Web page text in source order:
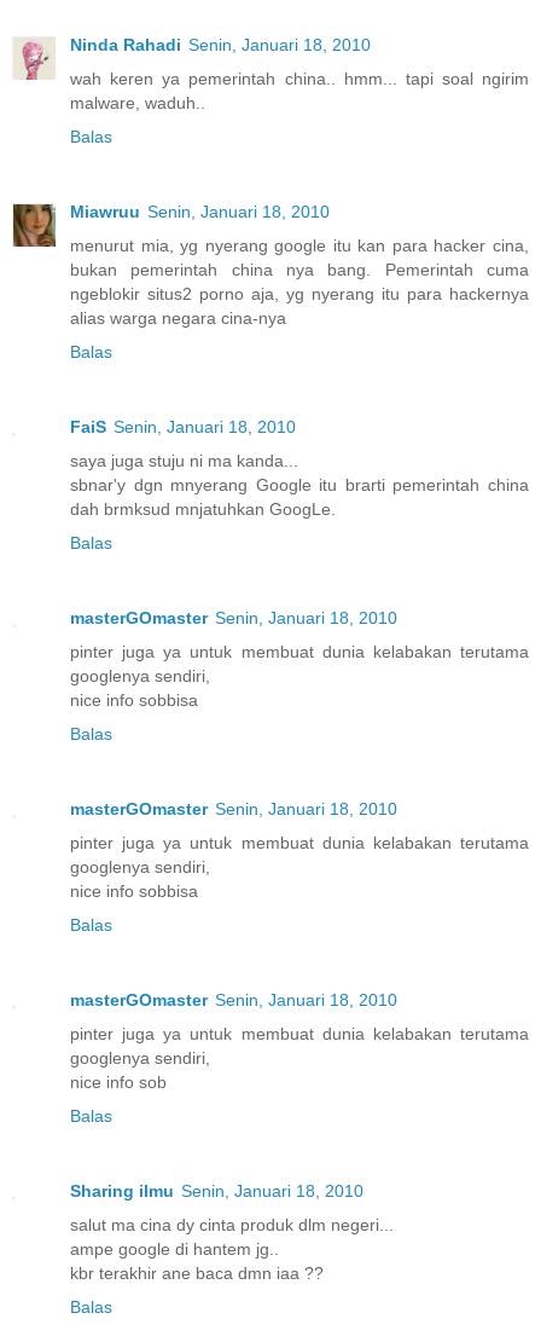
Ninda Rahadi Senin, Januari 18, 2010
wah keren ya pemerintah china.. hmm... tapi soal ngirim
malware, waduh..
Balas
Miawruu Senin, Januari 18, 2010
menurut mia, yg nyerang google itu kan para hacker cina,
bukan pemerintah china nya bang. Pemerintah cuma
ngeblokir situs2 porno aja, yg nyerang itu para hackernya
alias warga negara cina-nya
Balas
FaiS Senin, Januari 18, 2010
saya juga stuju ni ma kanda...
sbnar'y dgn mnyerang Google itu brarti pemerintah china
dah brmksud mnjatuhkan GoogLe.
Balas
masterGOmaster Senin, Januari 18, 2010
pinter juga ya untuk membuat dunia kelabakan terutama
googlenya sendiri,
nice info sobbisa
Balas
masterGOmaster Senin, Januari 18, 2010
pinter juga ya untuk membuat dunia kelabakan terutama
googlenya sendiri,
nice info sobbisa
Balas
masterGOmaster Senin, Januari 18, 2010
pinter juga ya untuk membuat dunia kelabakan terutama
googlenya sendiri,
nice info sob
Balas
Sharing ilmu Senin, Januari 18, 2010
salut ma cina dy cinta produk dlm negeri...
ampe google di hantem jg..
kbr terakhir ane baca dmn iaa ??
Balas